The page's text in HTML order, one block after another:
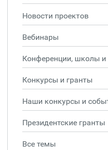
Новости проектов
Вебинары
Конференции, школы
Конкурсы и гранты
Наши конкурсы и
Президентские гранты
Все темы